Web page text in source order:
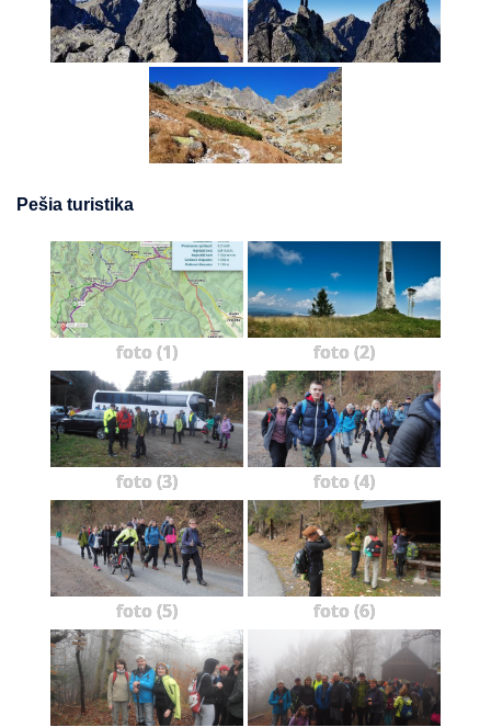
Pešia turistika
foto (1) foto (2)
foto (3) foto (4)
foto (5) foto (6)